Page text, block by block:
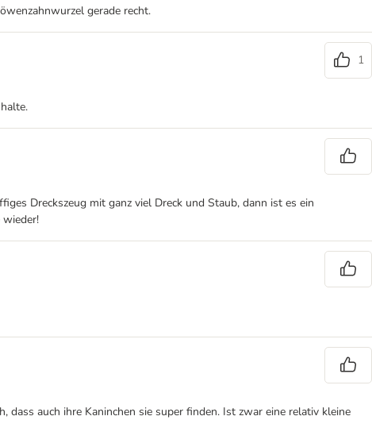
gerade recht.
1
Dreckszeug mit ganz viel Dreck und Staub, dann ist es ein
auch ihre Kaninchen sie super finden. Ist zwar eine relativ kleine